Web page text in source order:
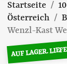
Startseite
Österreich
Wenzl-Kast
AUF LAGER.